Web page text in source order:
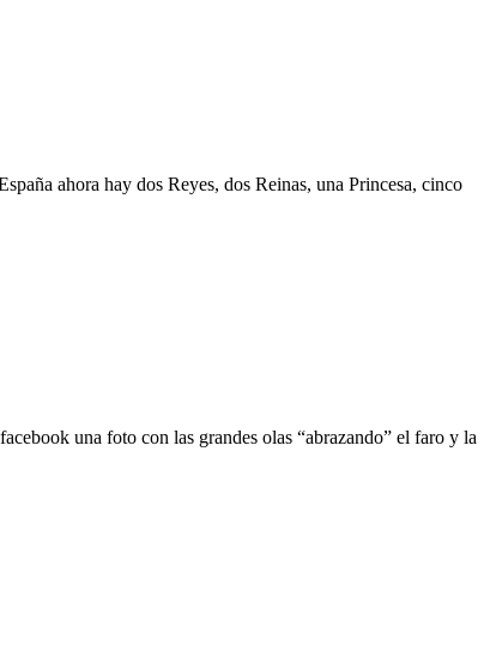
ahora hay dos Reyes, dos Reinas, una Princesa, cinco
una foto con las grandes olas “abrazando” el faro y la